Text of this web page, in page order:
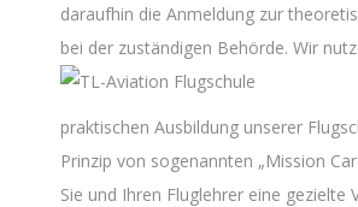
daraufhin die Anmeldung zur
bei der zuständigen Behörde. Wir
praktischen Ausbildung unserer
Prinzip von sogenannten „Mission
Sie und Ihren Fluglehrer eine gezielte